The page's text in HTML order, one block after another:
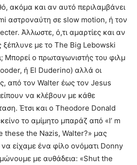
ακόμα και αν αυτό περιλαμβάνει
αστροναύτη σε slow motion, ή τον
Άλλωστε, ό,τι αμαρτίες και αν
ξέπλυνε με το The Big Lebowski
Μπορεί ο πρωταγωνιστής του φιλμ
ή El Duderino) αλλά οι
από τον Walter έως τον Jesus
να κλέβουν με κάθε
Έτσι και ο Theodore Donald
το αμίμητο μπαράζ από «I’ m
these the Nazis, Walter?» μας
είχαμε ένα φίλο ονόματι Donny
με αυθάδεια: «Shut the